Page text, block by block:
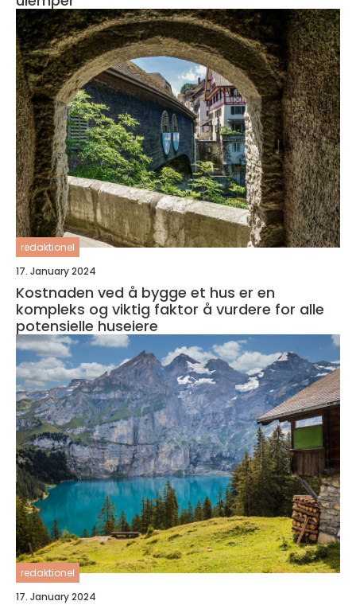
redaktionel
17. January 2024
Kostnaden ved å bygge et hus er en
kompleks og viktig faktor å vurdere for alle
potensielle huseiere
redaktionel
17. January 2024